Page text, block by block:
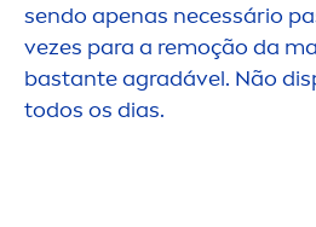
sendo apenas necessário
vezes para a remoção da
bastante agradável. Não
todos os dias.